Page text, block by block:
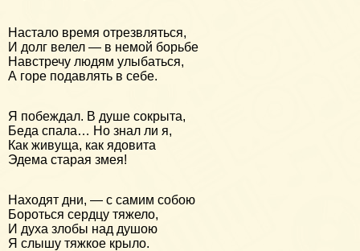
Настало время отрезвляться,
И долг велел — в немой борьбе
Навстречу людям улыбаться,
А горе подавлять в себе.
Я побеждал. В душе сокрыта,
Беда спала… Но знал ли я,
Как живуща, как ядовита
Эдема старая змея!
Находят дни, — с самим собою
Бороться сердцу тяжело,
И духа злобы над душою
Я слышу тяжкое крыло.